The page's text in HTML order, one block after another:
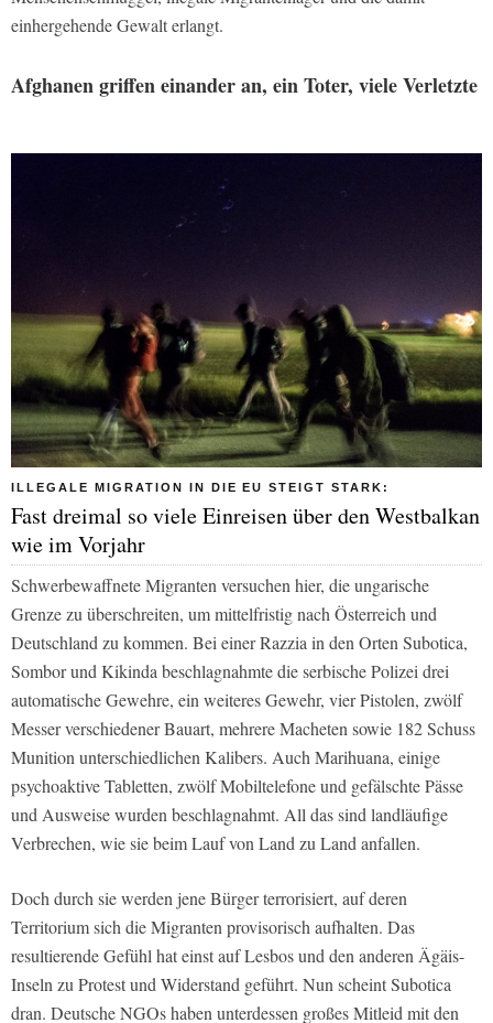
einhergehende Gewalt erlangt.
Afghanen griffen einander an, ein Toter, viele Verletzte
ILLEGALE MIGRATION IN DIE EU STEIGT STARK:
Fast dreimal so viele Einreisen über den Westbalkan
wie im Vorjahr
Schwerbewaffnete Migranten versuchen hier, die ungarische
Grenze zu überschreiten, um mittelfristig nach Österreich und
Deutschland zu kommen. Bei einer Razzia in den Orten Subotica,
Sombor und Kikinda beschlagnahmte die serbische Polizei drei
automatische Gewehre, ein weiteres Gewehr, vier Pistolen, zwölf
Messer verschiedener Bauart, mehrere Macheten sowie 182 Schuss
Munition unterschiedlichen Kalibers. Auch Marihuana, einige
psychoaktive Tabletten, zwölf Mobiltelefone und gefälschte Pässe
und Ausweise wurden beschlagnahmt. All das sind landläufige
Verbrechen, wie sie beim Lauf von Land zu Land anfallen.
Doch durch sie werden jene Bürger terrorisiert, auf deren
Territorium sich die Migranten provisorisch aufhalten. Das
resultierende Gefühl hat einst auf Lesbos und den anderen Ägäis-
Inseln zu Protest und Widerstand geführt. Nun scheint Subotica
dran. Deutsche NGOs haben unterdessen großes Mitleid mit den